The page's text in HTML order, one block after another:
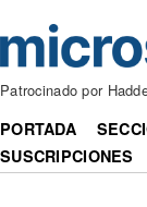
Patrocinado por
PORTADA
SUSCRIPCIONES